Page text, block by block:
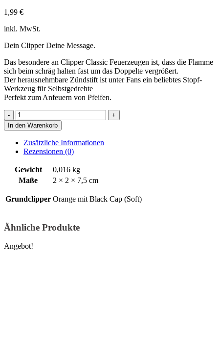
1,99 €
inkl. MwSt.
Dein Clipper Deine Message.
Das besondere an Clipper Classic Feuerzeugen ist, dass die Flamme
sich beim schräg halten fast um das Doppelte vergrößert.
Der herausnehmbare Zündstift ist unter Fans ein beliebtes Stopf-
Werkzeug für Selbstgedrehte
Perfekt zum Anfeuern von Pfeifen.
Drunk
Menge
In den Warenkorb
Zusätzliche Informationen
Rezensionen (0)
Gewicht
0,016 kg
Maße
2 × 2 × 7,5 cm
Grundclipper Orange mit Black Cap (Soft)
Ähnliche Produkte
Angebot!